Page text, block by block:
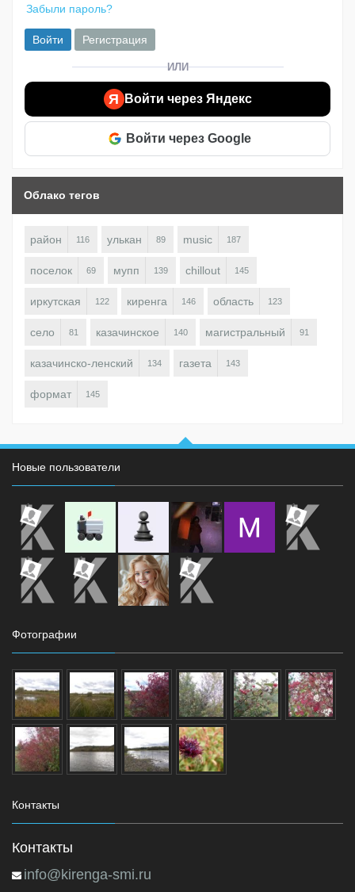
Забыли пароль?
Войти Регистрация
ИЛИ
Я Войти через Яндекс
Войти через Google
Облако тегов
район 116 улькан 89 music 187
поселок 69 мупп 139 chillout 145
иркутская 122 киренга 146 область 123
село 81 казачинское 140 магистральный 91
казачинско-ленский 134 газета 143
формат 145
Новые пользователи
Фотографии
Контакты
Контакты
info@kirenga-smi.ru